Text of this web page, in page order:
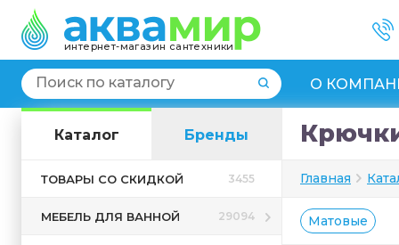
интернет-магазин сантехники
О
Каталог Бренды
ТОВАРЫ СО СКИДКОЙ 3455
МЕБЕЛЬ ДЛЯ ВАННОЙ 29094
Главная
Матовые